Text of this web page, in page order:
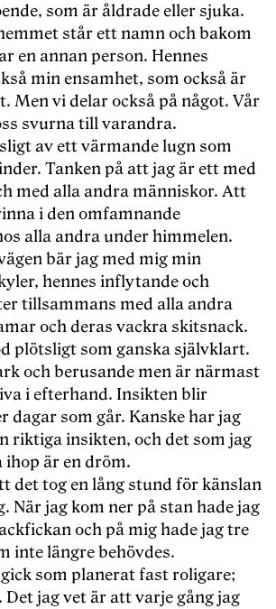
som är åldrade eller sjuka.
står ett namn och bakom
en annan person. Hennes
min ensamhet, som också är
Men vi delar också på något. Vår
svurna till varandra.
av ett värmande lugn som
Tanken på att jag är ett med
med alla andra människor. Att
i den omfamnande
alla andra under himmelen.
bär jag med mig min
hennes inflytande och
tillsammans med alla andra
och deras vackra skitsnack.
plötsligt som ganska självklart.
och berusande men är närmast
i efterhand. Insikten blir
dagar som går. Kanske har jag
riktiga insikten, och det som jag
är en dröm.
det tog en lång stund för känslan
När jag kom ner på stan hade jag
och på mig hade jag tre
inte längre behövdes.
som planerat fast roligare;
jag vet är att varje gång jag